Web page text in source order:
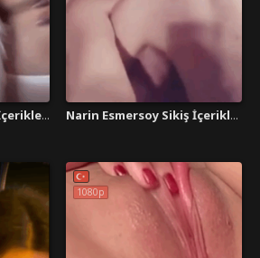
Oxstana Muhteşem İçerikleri Narin Esmersoy Sikiş İçerikleri
1080p